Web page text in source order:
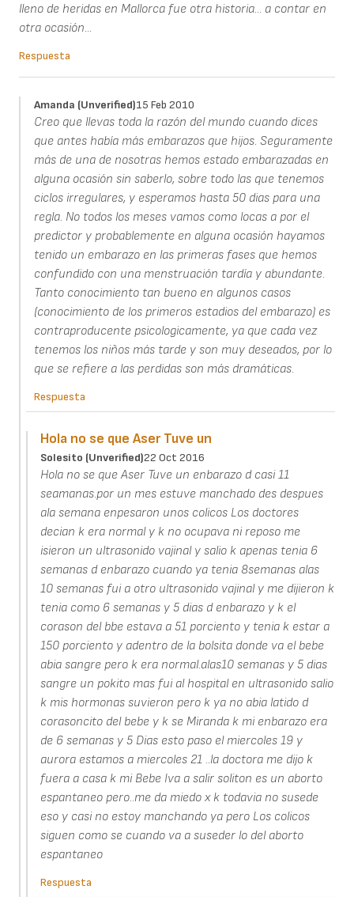
lleno de heridas en Mallorca fue otra historia... a contar en
otra ocasión...
Respuesta
Amanda (unverified)15 Feb 2010
Creo que llevas toda la razón del mundo cuando dices
que antes había más embarazos que hijos. Seguramente
más de una de nosotras hemos estado embarazadas en
alguna ocasión sin saberlo, sobre todo las que tenemos
ciclos irregulares, y esperamos hasta 50 dias para una
regla. No todos los meses vamos como locas a por el
predictor y probablemente en alguna ocasión hayamos
tenido un embarazo en las primeras fases que hemos
confundido con una menstruación tardía y abundante.
Tanto conocimiento tan bueno en algunos casos
(conocimiento de los primeros estadios del embarazo) es
contraproducente psicologicamente, ya que cada vez
tenemos los niños más tarde y son muy deseados, por lo
que se refiere a las perdidas son más dramáticas.
Respuesta
Hola no se que Aser Tuve un
Solesito (unverified)22 Oct 2016
Hola no se que Aser Tuve un enbarazo d casi 11
seamanas.por un mes estuve manchado des despues
ala semana enpesaron unos colicos Los doctores
decian k era normal y k no ocupava ni reposo me
isieron un ultrasonido vajinal y salio k apenas tenia 6
semanas d enbarazo cuando ya tenia 8semanas alas
10 semanas fui a otro ultrasonido vajinal y me dijieron k
tenia como 6 semanas y 5 dias d enbarazo y k el
corason del bbe estava a 51 porciento y tenia k estar a
150 porciento y adentro de la bolsita donde va el bebe
abia sangre pero k era normal.alas10 semanas y 5 dias
sangre un pokito mas fui al hospital en ultrasonido salio
k mis hormonas suvieron pero k ya no abia latido d
corasoncito del bebe y k se Miranda k mi enbarazo era
de 6 semanas y 5 Dias esto paso el miercoles 19 y
aurora estamos a miercoles 21 ..la doctora me dijo k
fuera a casa k mi Bebe Iva a salir soliton es un aborto
espantaneo pero..me da miedo x k todavia no susede
eso y casi no estoy manchando ya pero Los colicos
siguen como se cuando va a suseder lo del aborto
espantaneo
Respuesta